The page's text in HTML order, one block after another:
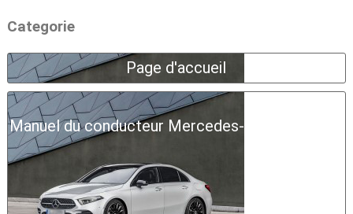
Categorie
Page d'accueil
Manuel du conducteur Mercedes-Benz Classe A